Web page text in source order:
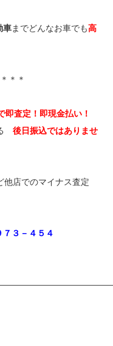
車までどんなお車でも高
＊＊
即査定！即現金払い！
後日振込ではありませ
店でのマイナス査定
３－４５４